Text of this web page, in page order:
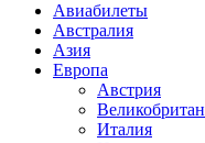
Авиабилеты
Австралия
Азия
Европа
Австрия
Италия